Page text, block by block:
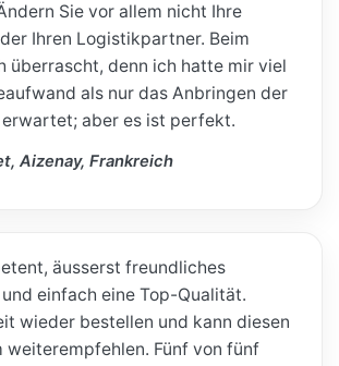
Sie vor allem nicht Ihre
Ihren Logistikpartner. Beim
überrascht, denn ich hatte mir viel
als nur das Anbringen der
aber es ist perfekt.
Aizenay, Frankreich
äusserst freundliches
einfach eine Top-Qualität.
wieder bestellen und kann diesen
weiterempfehlen. Fünf von fünf